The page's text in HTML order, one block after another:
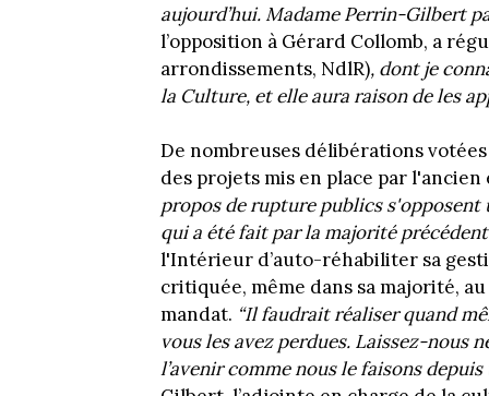
aujourd’hui. Madame Perrin-Gilbert
l’opposition à Gérard Collomb, a
arrondissements, NdlR), dont je
la Culture, et elle aura raison de les
De nombreuses délibérations
des projets mis en place par
propos de rupture publics s'opposent
qui a été fait par la majorité
l'Intérieur d’auto-réhabiliter sa
critiquée, même dans sa majorité,
mandat. “Il faudrait réaliser quand
vous les avez perdues. Laissez-nous
l’avenir comme nous le faisons